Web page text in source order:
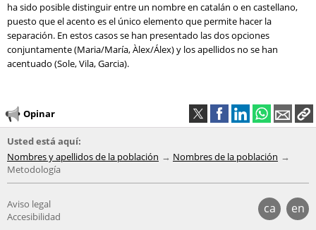
ha sido posible distinguir entre un nombre en catalán o en castellano,
puesto que el acento es el único elemento que permite hacer la
separación. En estos casos se han presentado las dos opciones
conjuntamente (Maria/María, Àlex/Álex) y los apellidos no se han
acentuado (Sole, Vila, Garcia).
Opinar
Usted está aquí:
Nombres y apellidos de la población
Nombres de la población
Metodología
ca en
Aviso legal
Accesibilidad